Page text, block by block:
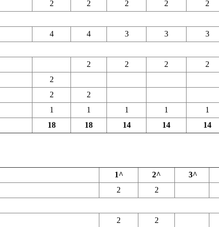
2 2 2 2
2
4 4 3 3
3
2 2 2
2
2
2
2
1 1 1 1
1
18 18 14 14 14
1^ 2^ 3^
2
2
2 2